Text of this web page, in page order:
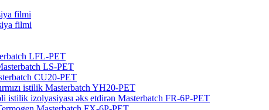
filmi
filmi
LFL-PET
LS-PET
CU20-PET
istilik Masterbatch YH20-PET
istilik izolyasiyası əks etdirən Masterbatch FR-6P-PET